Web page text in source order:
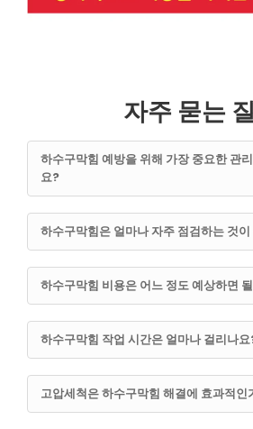
자주 묻는
하수구막힘 예방을 위해 가장 중요한 관
요?
하수구막힘은 얼마나 자주 점검하는 것
하수구막힘 비용은 어느 정도 예상하면
하수구막힘 작업 시간은 얼마나 걸리나
고압세척은 하수구막힘 해결에 효과적인